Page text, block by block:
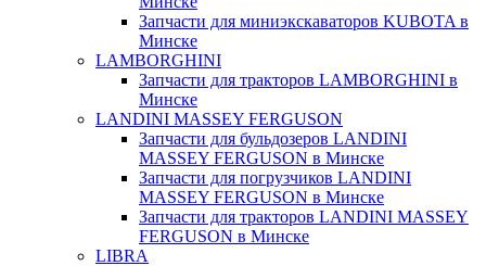
Запчасти для миниэкскаваторов KUBOTA в
Минске
LAMBORGHINI
Запчасти для тракторов LAMBORGHINI в
Минске
LANDINI MASSEY FERGUSON
Запчасти для бульдозеров LANDINI
MASSEY FERGUSON в Минске
Запчасти для погрузчиков LANDINI
MASSEY FERGUSON в Минске
Запчасти для тракторов LANDINI MASSEY
FERGUSON в Минске
LIBRA